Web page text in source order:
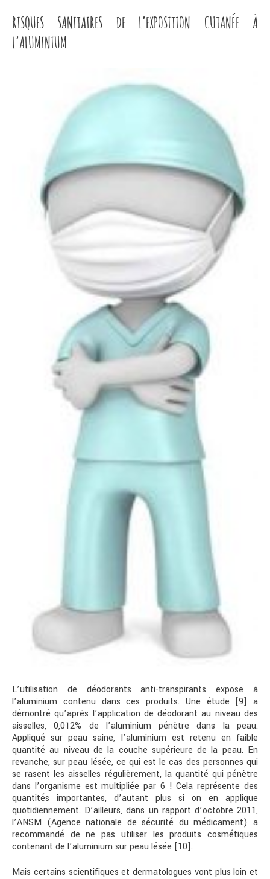
RISQUES SANITAIRES DE L’EXPOSITION CUTANÉE À
L’ALUMINIUM
L’utilisation de déodorants anti-transpirants expose à
l’aluminium contenu dans ces produits. Une étude [9] a
démontré qu’après l’application de déodorant au niveau des
aisselles, 0,012% de l’aluminium pénètre dans la peau.
Appliqué sur peau saine, l’aluminium est retenu en faible
quantité au niveau de la couche supérieure de la peau. En
revanche, sur peau lésée, ce qui est le cas des personnes qui
se rasent les aisselles régulièrement, la quantité qui pénètre
dans l’organisme est multipliée par 6 ! Cela représente des
quantités importantes, d’autant plus si on en applique
quotidiennement. D’ailleurs, dans un rapport d’octobre 2011,
l’ANSM (Agence nationale de sécurité du médicament) a
recommandé de ne pas utiliser les produits cosmétiques
contenant de l’aluminium sur peau lésée [10].
Mais certains scientifiques et dermatologues vont plus loin et